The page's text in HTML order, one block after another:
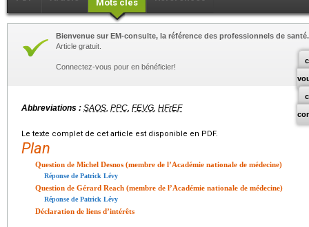
Mots clés
Bienvenue sur EM-consulte, la référence des professionnels de santé.
Article gratuit.
Connectez-vous pour en bénéficier!
Abbreviations : SAOS PPC FEVG HFrEF
Le texte complet de cet article est disponible en PDF.
Plan
Question de Michel Desnos (membre de l’Académie nationale de médecine)
Réponse de Patrick Lévy
Question de Gérard Reach (membre de l’Académie nationale de médecine)
Réponse de Patrick Lévy
Déclaration de liens d’intérêts